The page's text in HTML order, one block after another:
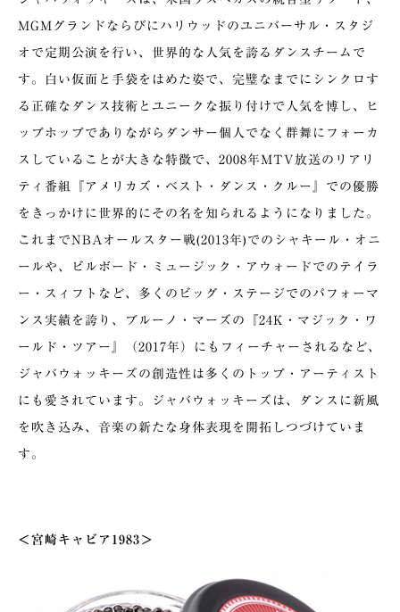
MGMグランドならびにハリウッドのユニバーサル・スタジ
オで定期公演を行い、世界的な人気を誇るダンスチームで
す。白い仮面と手袋をはめた姿で、完璧なまでにシンクロす
る正確なダンス技術とユニークな振り付けで人気を博し、ヒ
ップホップでありながらダンサー個人でなく群舞にフォーカ
スしていることが大きな特徴で、2008年MTV放送のリアリ
ティ番組『アメリカズ・ベスト・ダンス・クルー』での優勝
をきっかけに世界的にその名を知られるようになりました。
これまでNBAオールスター戦(2013年)でのシャキール・オニ
ールや、ビルボード・ミュージック・アウォードでのテイラ
ー・スィフトなど、多くのビッグ・ステージでのパフォーマ
ンス実績を誇り、ブルーノ・マーズの『24K・マジック・ワ
ールド・ツアー』（2017年）にもフィーチャーされるなど、
ジャバウォッキーズの創造性は多くのトップ・アーティスト
にも愛されています。ジャバウォッキーズは、ダンスに新風
を吹き込み、音楽の新たな身体表現を開拓しつづけていま
す。
＜宮崎キャビア1983＞